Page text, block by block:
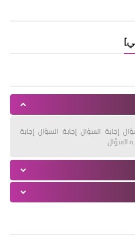
إجابة السؤال إجابة السؤال إجابة
السؤال